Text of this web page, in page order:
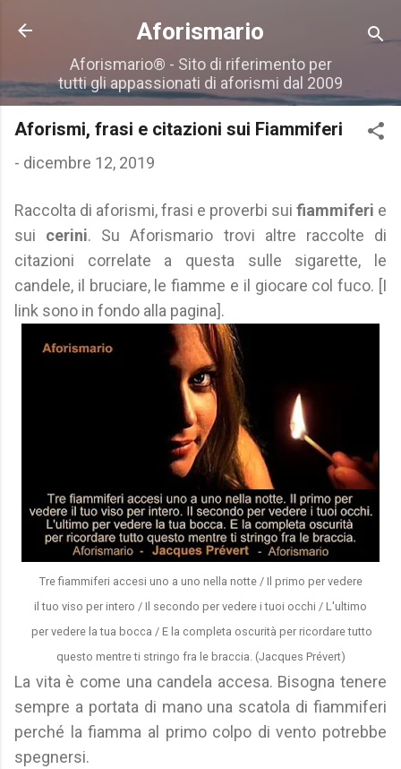
Passa ai contenuti principali
Aforismario
Aforismario® - Sito di riferimento per
tutti gli appassionati di aforismi dal 2009
Aforismi, frasi e citazioni sui Fiammiferi
- dicembre 12, 2019
Raccolta di aforismi, frasi e proverbi sui fiammiferi e
sui cerini. Su Aforismario trovi altre raccolte di
citazioni correlate a questa sulle sigarette, le
candele, il bruciare, le fiamme e il giocare col fuco. [I
link sono in fondo alla pagina].
Tre fiammiferi accesi uno a uno nella notte / Il primo per vedere
il tuo viso per intero / Il secondo per vedere i tuoi occhi / L'ultimo
per vedere la tua bocca / E la completa oscurità per ricordare tutto
questo mentre ti stringo fra le braccia. (Jacques Prévert)
La vita è come una candela accesa. Bisogna tenere
sempre a portata di mano una scatola di fiammiferi
perché la fiamma al primo colpo di vento potrebbe
spegnersi.